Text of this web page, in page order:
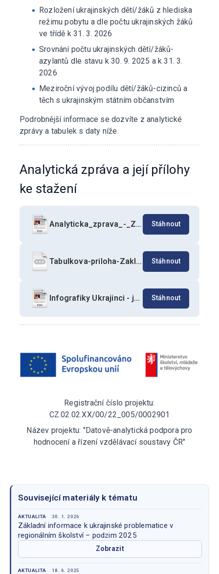
Rozložení ukrajinských dětí/žáků z hlediska
režimu pobytu a dle počtu ukrajinských žáků
ve třídě k 31. 3. 2026
Srovnání počtu ukrajinských dětí/žáků-
azylantů dle stavu k 30. 9. 2025 a k 31. 3.
2026
Meziroční vývoj podílu dětí/žáků-cizinců a
těch s ukrajinským státním občanstvím
Podrobnější informace se dozvíte z analytické
zprávy a tabulek s daty níže.
Analytická zpráva a její přílohy
ke stažení
Analyticka_zprava_-_Zakladni-informace-o-ukrajinske-problematice-JARO-2026.pdf Stáhnout
Tabulkova-priloha-Zakladni-informace-o-ukrajinske-problematice_JARO_2026.xlsx Stáhnout
Infografiky Ukrajinci - jaro 2026 Stáhnout
Registrační číslo projektu:
CZ.02.02.XX/00/22_005/0002901
Název projektu: "Datově-analytická podpora pro
hodnocení a řízení vzdělávací soustavy ČR"
Související materiály k tématu
AKTUALITA 30. 1. 2026
Základní informace k ukrajinské problematice v
regionálním školství – podzim 2025
Zobrazit
AKTUALITA 18. 6. 2025